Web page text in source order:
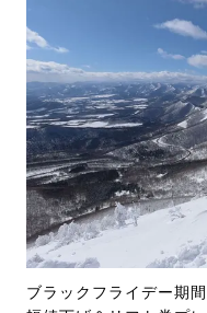
ブラックフライデー期